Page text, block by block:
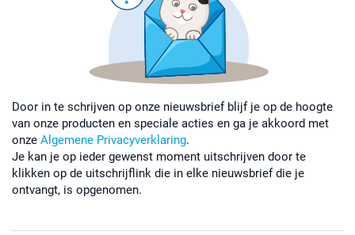
Door in te schrijven op onze nieuwsbrief blijf je op de hoogte
van onze producten en speciale acties en ga je akkoord met
onze Algemene Privacyverklaring.
Je kan je op ieder gewenst moment uitschrijven door te
klikken op de uitschrijflink die in elke nieuwsbrief die je
ontvangt, is opgenomen.